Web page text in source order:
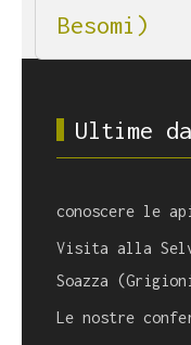
Besomi)
Ultime
conoscere le
Visita alla
Soazza
Le nostre